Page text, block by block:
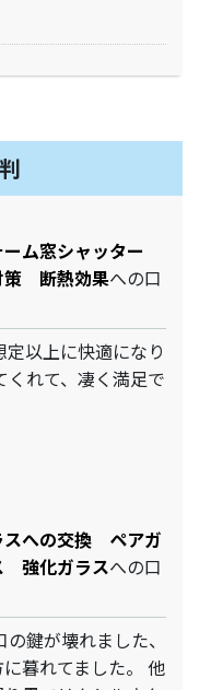
ム窓シャッター
策 断熱効果への口
以上に快適になり
くれて、凄く満足で
への交換 ペアガ
強化ガラスへの口
鍵が壊れました、
暮れてました。 他